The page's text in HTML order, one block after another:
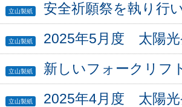
立山製紙 安全祈願祭を執り行
立山製紙 2025年5月度 太陽光
立山製紙 新しいフォークリフ
立山製紙 2025年4月度 太陽光